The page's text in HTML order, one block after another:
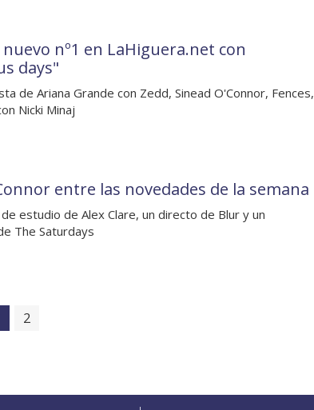
nuevo nº1 en LaHiguera.net con
days"
de Ariana Grande con Zedd, Sinead O'Connor, Fences,
Nicki Minaj
entre las novedades de la semana
estudio de Alex Clare, un directo de Blur y un
The Saturdays
2